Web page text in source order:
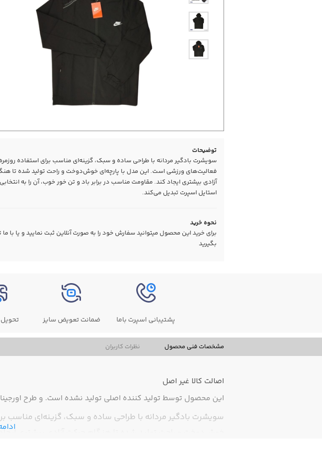
توضیحات
سویشرت بادگیر مردانه با طراحی ساده و سبک، گزینه‌ای مناسب برای استفاده
فعالیت‌های ورزشی است. این مدل با پارچه‌ای خوش‌دوخت و راحت تولید شده تا
آزادی بیشتری ایجاد کند. مقاومت مناسب در برابر باد و تن خور خوب، آن را به
استایل اسپرت تبدیل می‌کند.
نحوه خرید
برای خرید این محصول میتوانید سفارش خود را به صورت آنلاین ثبت نمایید و یا با ما
بگیرید
پشتیبانی اسپرت باما ضمانت تعویض سایز
مشخصات فنی محصول نظرات کاربران
اصالت کالا غیر اصل
این محصول توسط تولید کننده اصلی تولید نشده است. و طرح
سویشرت بادگیر مردانه با طراحی ساده و سبک، گزینه‌ای مناسب
خوش‌دوخت و راحت تولید شده تا هنگام حرکت آزادی بیشتری ایجاد